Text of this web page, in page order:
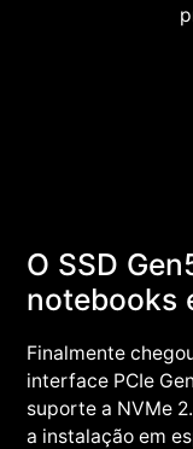
O SSD
notebooks
Finalmente
interface PCIe
suporte a NVMe
a instalação em